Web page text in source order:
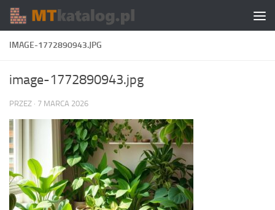
Skip to content
IMAGE-1772890943.JPG
image-1772890943.jpg
PRZEZ · 7 MARCA 2026